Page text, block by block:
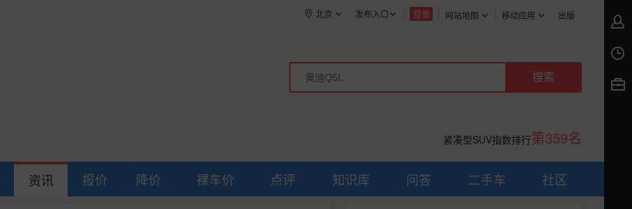
网站地图 移动应用 出版
登录
发布入口
北京
紧凑型SUV指数排行第359名
资讯 报价 降价 裸车价 点评 知识库 问答 二手车 社区